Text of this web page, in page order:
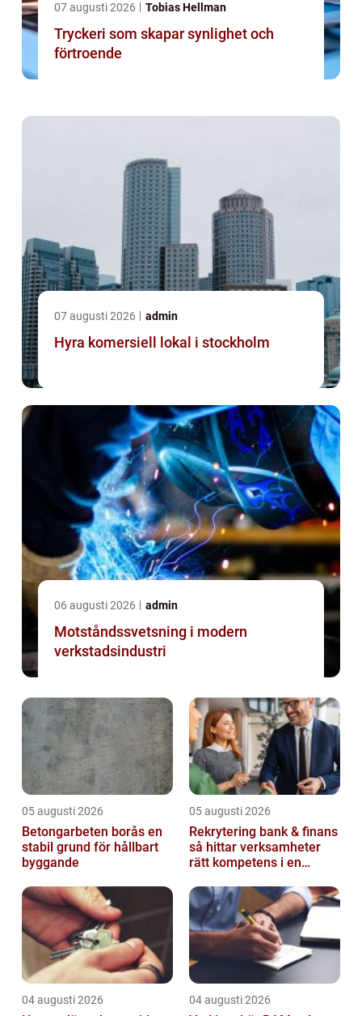
07 augusti 2026 Tobias Hellman
Tryckeri som skapar synlighet och
förtroende
07 augusti 2026 admin
Hyra komersiell lokal i stockholm
06 augusti 2026 admin
Motståndssvetsning i modern
verkstadsindustri
05 augusti 2026
Betongarbeten borås en
stabil grund för hållbart
byggande
05 augusti 2026
Rekrytering bank & finans
så hittar verksamheter
rätt kompetens i en
04 augusti 2026 04 augusti 2026